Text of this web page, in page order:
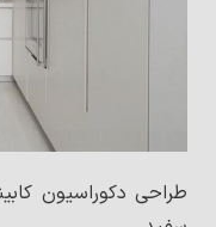
به قیمت کابینت
میتوانید قیمت
طراحی دکوراسیون